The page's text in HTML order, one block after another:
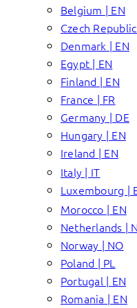
Belgium | EN
Czech
Denmark | EN
Egypt | EN
Finland | EN
France | FR
Germany | DE
Hungary | EN
Ireland | EN
Italy | IT
Luxembourg |
Morocco | EN
Netherlands |
Norway | NO
Poland | PL
Portugal | EN
Romania | EN